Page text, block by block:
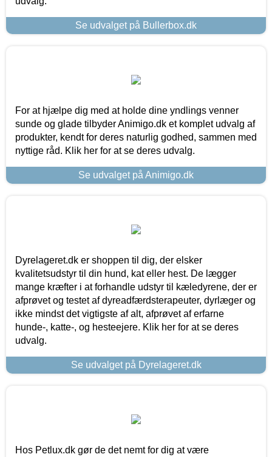
Se udvalget på Bullerbox.dk
For at hjælpe dig med at holde dine yndlings venner
sunde og glade tilbyder Animigo.dk et komplet udvalg af
produkter, kendt for deres naturlig godhed, sammen med
nyttige råd. Klik her for at se deres udvalg.
Se udvalget på Animigo.dk
Dyrelageret.dk er shoppen til dig, der elsker
kvalitetsudstyr til din hund, kat eller hest. De lægger
mange kræfter i at forhandle udstyr til kæledyrene, der er
afprøvet og testet af dyreadfærdsterapeuter, dyrlæger og
ikke mindst det vigtigste af alt, afprøvet af erfarne
hunde-, katte-, og hesteejere. Klik her for at se deres
udvalg.
Se udvalget på Dyrelageret.dk
Hos Petlux.dk gør de det nemt for dig at være